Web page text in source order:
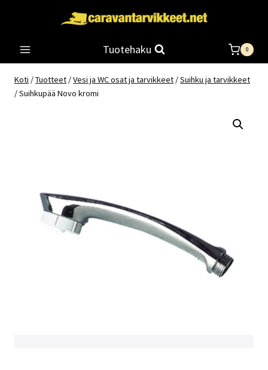
Tuotehaku 0
Koti /Tuotteet /Vesi ja WC osat ja tarvikkeet /Suihku ja tarvikkeet
/Suihkupää Novo kromi